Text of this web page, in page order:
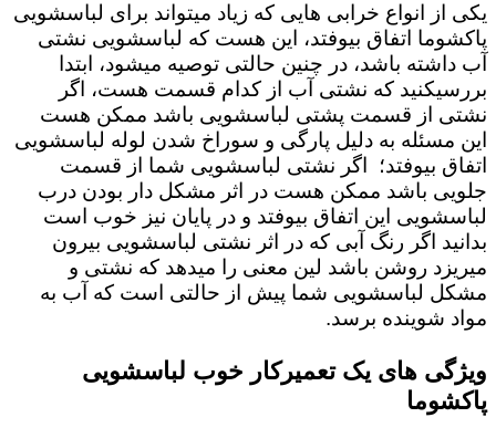
یکی از انواع خرابی هایی که زیاد میتواند برای لباسشویی
پاکشوما اتفاق بیوفتد، این هست که لباسشویی نشتی
آب داشته باشد، در چنین حالتی توصیه میشود، ابتدا
بررسیکنید که نشتی آب از کدام قسمت هست، اگر
نشتی از قسمت پشتی لباسشویی باشد ممکن هست
این مسئله به دلیل پارگی و سوراخ شدن لوله لباسشویی
اتفاق بیوفتد؛ اگر نشتی لباسشویی شما از قسمت
جلویی باشد ممکن هست در اثر مشکل دار بودن درب
لباسشویی این اتفاق بیوفتد و در پایان نیز خوب است
بدانید اگر رنگ آبی که در اثر نشتی لباسشویی بیرون
میریزد روشن باشد لین معنی را میدهد که نشتی و
مشکل لباسشویی شما پیش از حالتی است که آب به
مواد شوینده برسد.
ویژگی های یک تعمیرکار خوب لباسشویی
پاکشوما